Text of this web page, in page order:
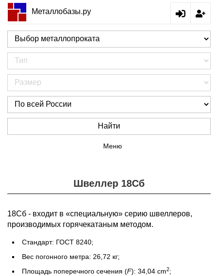
Металлобазы.ру
Найти
Меню
Швеллер 18Сб
18Сб - входит в «специальную» серию швеллеров,
производимых горячекатаным методом.
Стандарт: ГОСТ 8240;
Вес погонного метра: 26,72 кг;
Площадь поперечного сечения (F): 34,04 cm2;